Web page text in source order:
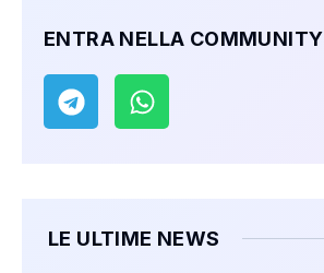
ENTRA NELLA COMMUNITY
LE ULTIME NEWS